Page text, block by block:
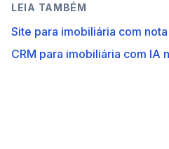
LEIA TAMBÉM
Site para imobiliária com
CRM para imobiliária com IA